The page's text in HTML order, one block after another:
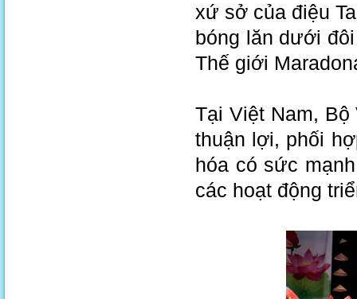
xứ sở của điệu
bóng lăn dưới
Thế giới
Tại Việt Nam,
thuận lợi, phối
hóa có sức
các hoạt động